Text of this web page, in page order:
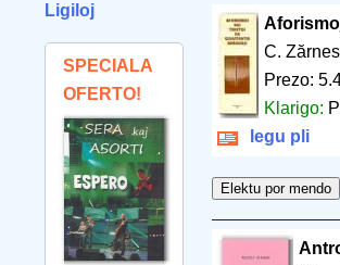
Ligiloj
SPECIALA
OFERTO!
C.
Prezo:
Klarigo:
legu pli